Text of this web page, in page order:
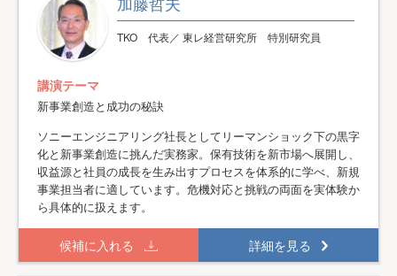
TKO 代表／ 東レ経営研究所 特別研究員
講演テーマ
新事業創造と成功の秘訣
ソニーエンジニアリング社長としてリーマンショック下の黒字
化と新事業創造に挑んだ実務家。保有技術を新市場へ展開し、
収益源と社員の成長を生み出すプロセスを体系的に学べ、新規
事業担当者に適しています。危機対応と挑戦の両面を実体験か
ら具体的に扱えます。
候補に入れる 詳細を見る